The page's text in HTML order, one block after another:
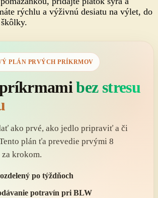
rýchlu a výživnú desiatu na výlet, do
PLÁN PRVÝCH PRÍKRMOV
príkrmamibez stresu
ako prvé, ako jedlo pripraviť a či
plán ťa prevedie prvými 8
krokom.
po týždňoch
potravín pri BLW